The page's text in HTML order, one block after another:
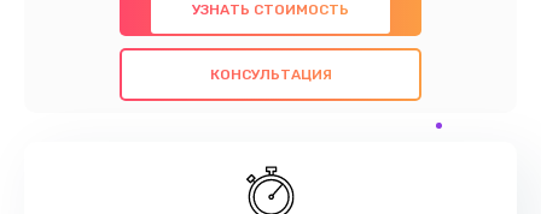
использованием оригинальных компонентов, а
также гарантируем качество всех
проведенных работ. Наша цель - предоставить
наилучшим образом. Не медлите записаться на
УЗНАТЬ СТОИМОСТЬ
КОНСУЛЬТАЦИЯ